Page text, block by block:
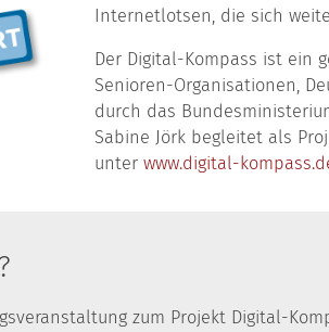
Internetlotsen, die sich
Der Digital-Kompass ist ein
Senioren-Organisationen,
durch das
Sabine Jörk begleitet als
unterwww.digital-
zum Projekt Digital-